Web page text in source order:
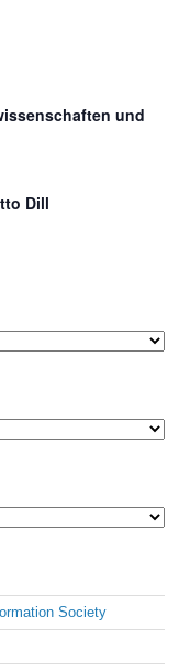
und
Dill
Society